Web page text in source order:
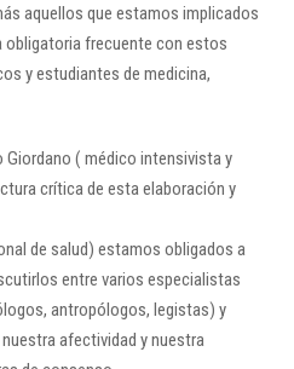
aquellos que estamos implicados
obligatoria frecuente con estos
y estudiantes de medicina,
Giordano ( médico intensivista y
crítica de esta elaboración y
de salud) estamos obligados a
entre varios especialistas
antropólogos, legistas) y
afectividad y nuestra